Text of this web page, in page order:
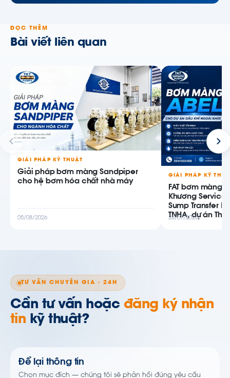
ĐỌC THÊM
Bài viết liên quan
GIẢI PHÁP KỸ THUẬT
Giải pháp bơm màng Sandpiper
cho hệ bơm hóa chất nhà máy
05/08/2026
GIẢI PHÁP KỸ
FAT bơm màng
Khương
Sump Transfer
TNHA, dự án
28/07/2026
TƯ VẤN CHUYÊN GIA · 24H
Cần tư vấn hoặc đăng ký nhận
tin kỹ thuật?
Để lại thông tin
Chọn mục đích — chúng tôi sẽ phản hồi đúng yêu cầu